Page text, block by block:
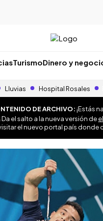
TurismoDinero y
Lluvias Hospital Rosales
DE ARCHIVO:¡Estás
el salto a la nueva versión de
el nuevo portal país donde